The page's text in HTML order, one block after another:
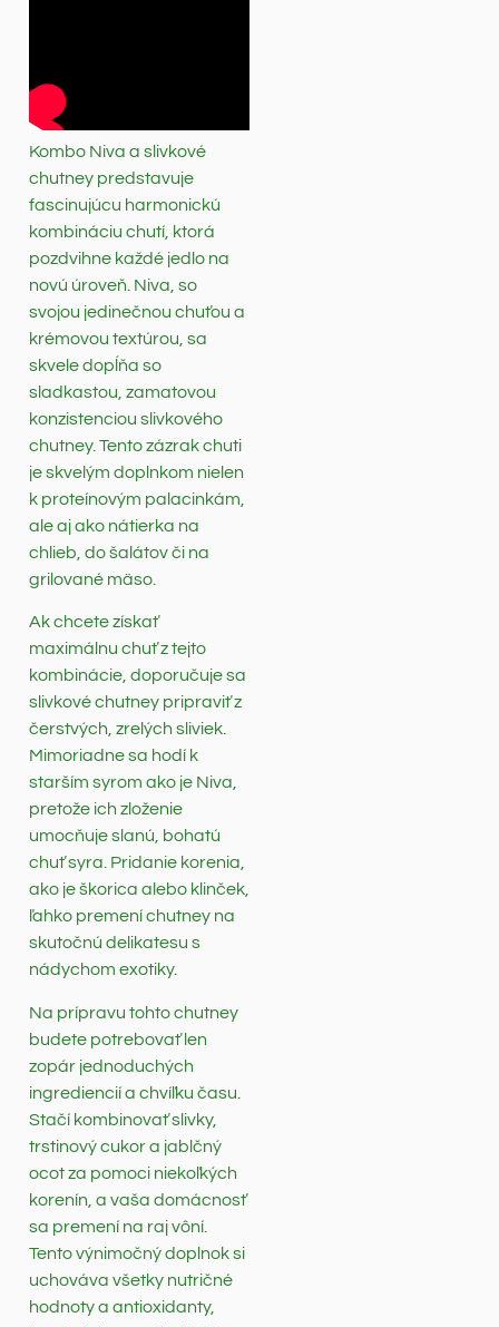
Kombo Niva a slivkové
chutney predstavuje
fascinujúcu harmonickú
kombináciu chutí, ktorá
pozdvihne každé jedlo na
novú úroveň. Niva, so
svojou jedinečnou chuťou a
krémovou textúrou, sa
skvele dopĺňa so
sladkastou, zamatovou
konzistenciou slivkového
chutney. Tento zázrak chuti
je skvelým doplnkom nielen
k proteínovým palacinkám,
ale aj ako nátierka na
chlieb, do šalátov či na
grilované mäso.
Ak chcete získať
maximálnu chuť z tejto
kombinácie, doporučuje sa
slivkové chutney pripraviť z
čerstvých, zrelých sliviek.
Mimoriadne sa hodí k
starším syrom ako je Niva,
pretože ich zloženie
umocňuje slanú, bohatú
chuť syra. Pridanie korenia,
ako je škorica alebo klinček,
ľahko premení chutney na
skutočnú delikatesu s
nádychom exotiky.
Na prípravu tohto chutney
budete potrebovať len
zopár jednoduchých
ingrediencií a chvíľku času.
Stačí kombinovať slivky,
trstinový cukor a jablčný
ocot za pomoci niekoľkých
korenín, a vaša domácnosť
sa premení na raj vôní.
Tento výnimočný doplnok si
uchováva všetky nutričné
hodnoty a antioxidanty,